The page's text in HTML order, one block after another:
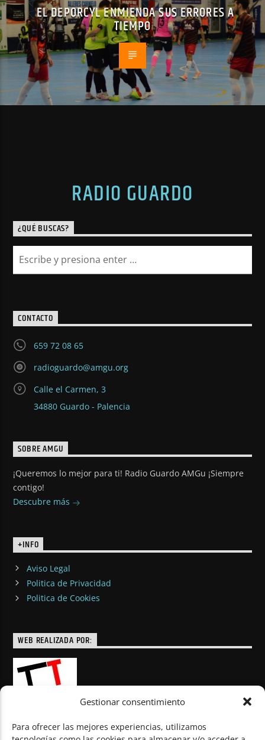
Gestionar consentimiento
Para ofrecer las mejores experiencias, utilizamos
EL DEPORCYL ENMIENDA SUS ERRORES A
TIEMPO
RADIO GUARDO
¿QUÉ BUSCAS?
CONTACTO
659 72 08 65
radioguardo@amgu.org
Calle el Carmen, 3
34880 Guardo - Palencia
SOBRE AMGU
¡Queremos lo mejor para ti! Radio Guardo AMGu ¡Siempre
contigo!
Descubre más
+INFO
Aviso Legal
Politica de Privacidad
Politica de Cookies
WEB REALIZADA POR: